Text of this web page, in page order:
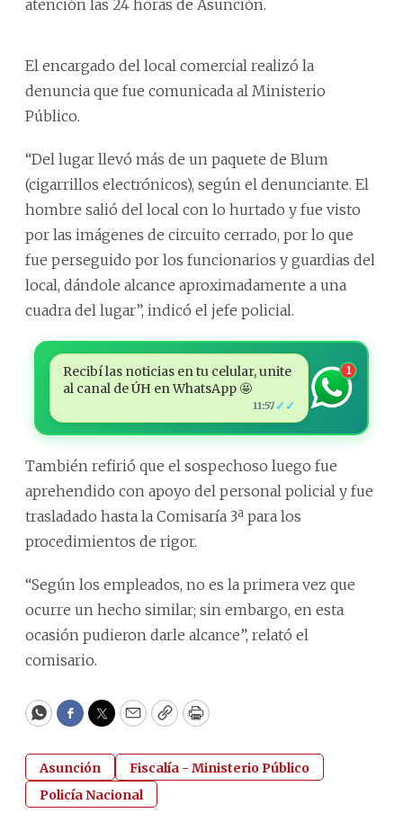
atención las 24 horas de Asunción.
El encargado del local comercial realizó la
denuncia que fue comunicada al Ministerio
Público.
“Del lugar llevó más de un paquete de Blum
(cigarrillos electrónicos), según el denunciante. El
hombre salió del local con lo hurtado y fue visto
por las imágenes de circuito cerrado, por lo que
fue perseguido por los funcionarios y guardias del
local, dándole alcance aproximadamente a una
cuadra del lugar”, indicó el jefe policial.
Recibí las noticias en tu celular, unite
al canal de ÚH en WhatsApp 🤩
11:57 ✓✓
1
También refirió que el sospechoso luego fue
aprehendido con apoyo del personal policial y fue
trasladado hasta la Comisaría 3ª para los
procedimientos de rigor.
“Según los empleados, no es la primera vez que
ocurre un hecho similar; sin embargo, en esta
ocasión pudieron darle alcance”, relató el
comisario.
WhatsApp
Facebook
Twitter
EmailCopyPrint
Asunción
Fiscalía - Ministerio Público
Policía Nacional